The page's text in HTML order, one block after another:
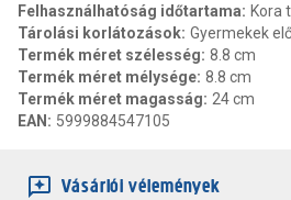
Felhasználhatóság időtartama: Kora
Tárolási korlátozások: Gyermekek
Termék méret szélesség: 8.8 cm
Termék méret mélysége: 8.8 cm
Termék méret magasság: 24 cm
EAN : 5999884547105
Vásárlói vélemények